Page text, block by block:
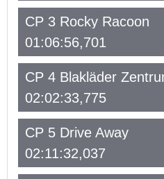
CP 3 Rocky Racoon
01:06:56,701
CP 4 Blakläder
02:02:33,775
CP 5 Drive Away
02:11:32,037